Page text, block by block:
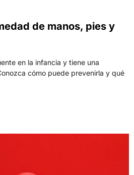
de manos, pies y
en la infancia y tiene una
cómo puede prevenirla y qué